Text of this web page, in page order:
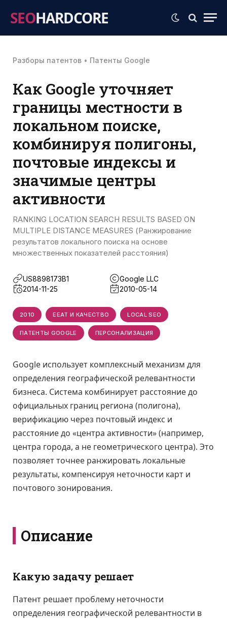
SEOHARDCORE
Разборы патентов • Патенты Google
Как Google уточняет
границы местности в
локальном поиске,
комбинируя полигоны,
почтовые индексы и
значимые центры
активности
RANKING LOCATION SEARCH RESULTS BASED ON
MULTIPLE DISTANCE MEASURES (Ранжирование
результатов локального поиска на основе
множественных показателей расстояния)
US8898173B1
Google LLC
2014-11-25
2010-05-14
2010 EEAT И КАЧЕСТВО LOCAL SEO
ПАТЕНТЫ GOOGLE ПЕРСОНАЛИЗАЦИЯ
Google использует комплексный механизм для
определения географической релевантности
бизнеса. Система комбинирует расстояние до
официальных границ региона (полигона),
верификацию через почтовый индекс и
расстояние до «центра активности» (например,
центра города, а не геометрического центра). Это
позволяет точнее ранжировать локальные
результаты, компенсируя неточности карт и
почтового зонирования.
Описание
Какую задачу решает
Патент решает проблему неточности
определения географической релевантности в